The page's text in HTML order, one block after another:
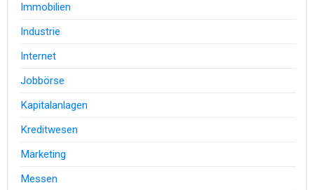
Immobilien
Industrie
Internet
Jobbörse
Kapitalanlagen
Kreditwesen
Marketing
Messen